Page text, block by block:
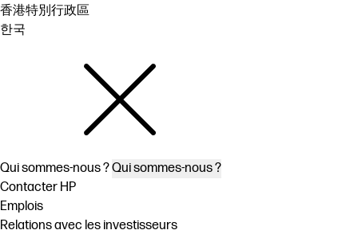
香港特別行政區
한국
Qui sommes-nous ?Qui sommes-nous ?
Contacter HP
Emplois
Relations avec les investisseurs